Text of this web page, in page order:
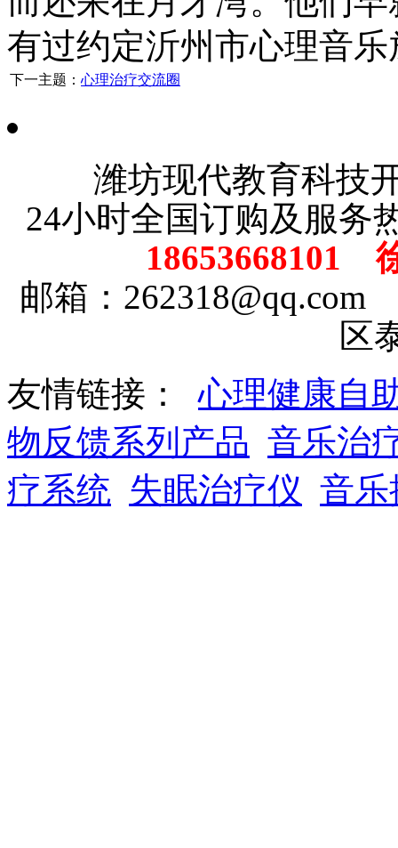
有过约定沂州市心理音
下一主题： 心理治疗交流圈
潍坊现代教育科
24小时全国订购及服务
18653668101
邮箱：
区
友情链接：
心理健康自
物反馈系列产品 音乐治
疗系统 失眠治疗仪 音乐